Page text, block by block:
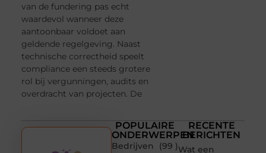
van de fundering pas echt
waardevol wanneer deze
aantoonbaar voldoet aan
geldende regelgeving. Naast
technische correctheid speelt
compliance een steeds grotere
rol bij vergunningen, audits en
overdracht van projecten. De
POPULAIRE
ONDERWERPEN
Bedrijven
(99 )
RECENTE
BERICHTEN
Wat een